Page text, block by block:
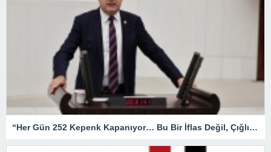
“Her Gün 252 Kepenk Kapanıyor… Bu Bir İflas Değil, Çığlıktır!”